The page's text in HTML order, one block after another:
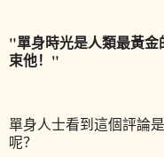
"單身時光是人類最黃
束他！"
單身人士看到這個評論
呢？